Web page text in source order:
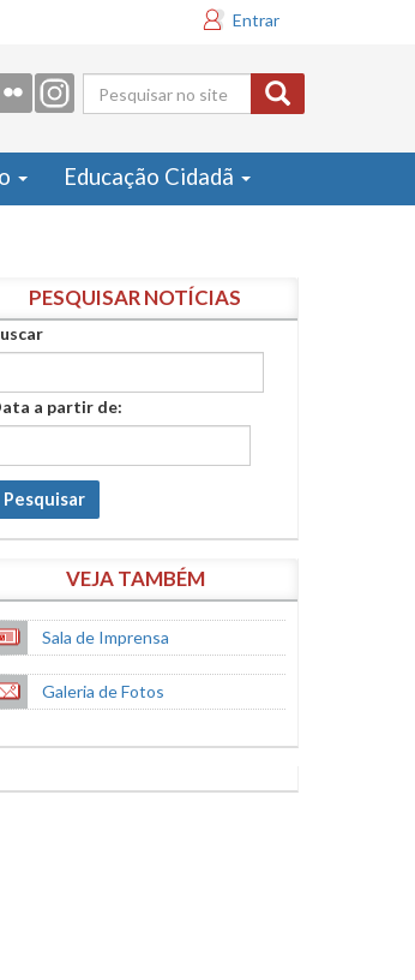
Entrar
Formulário
de busca
Educação Cidadã
PESQUISAR NOTÍCIAS
a partir de:
Pesquisar
VEJA TAMBÉM
Sala de Imprensa
Galeria de Fotos